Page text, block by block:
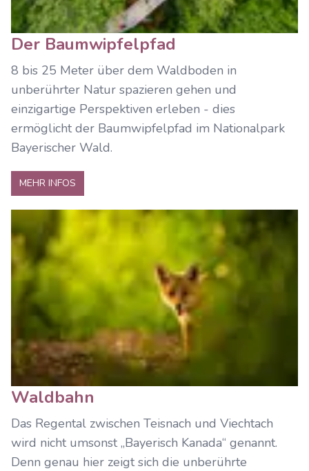
Der Baumwipfelpfad
8 bis 25 Meter über dem Waldboden in
unberührter Natur spazieren gehen und
einzigartige Perspektiven erleben - dies
ermöglicht der Baumwipfelpfad im Nationalpark
Bayerischer Wald.
MEHR INFOS
Waldbahn
Das Regental zwischen Teisnach und Viechtach
wird nicht umsonst „Bayerisch Kanada“ genannt.
Denn genau hier zeigt sich die unberührte